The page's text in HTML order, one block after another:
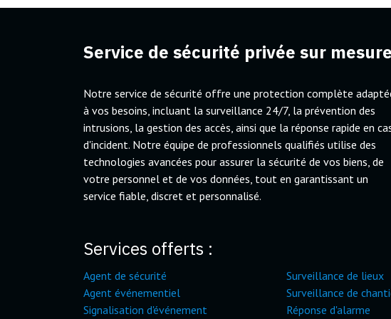
Service de sécurité privée sur mesure
Notre service de sécurité offre une protection complète
à vos besoins, incluant la surveillance 24/7, la prévention des
intrusions, la gestion des accès, ainsi que la réponse rapide en
d'incident. Notre équipe de professionnels qualifiés utilise des
technologies avancées pour assurer la sécurité de vos biens, de
votre personnel et de vos données, tout en garantissant un
service fiable, discret et personnalisé.
Services offerts :
Agent de sécurité
Agent événementiel
Signalisation d'événement
Surveillance de lieux
Surveillance de
Réponse d'alarme